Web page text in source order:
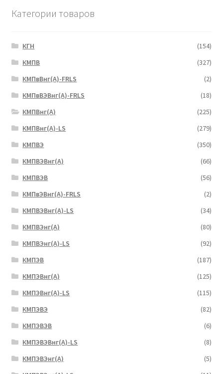
Категории товаров
КГН
(154)
КМПВ
(327)
КМПвВнг(А)-FRLS
(2)
КМПвВЭВнг(А)-FRLS
(18)
КМПВнг(А)
(225)
КМПВнг(А)-LS
(279)
КМПВЭ
(350)
КМПВЭBнг(А)
(66)
КМПВЭВ
(56)
КМПвЭВнг(А)-FRLS
(2)
КМПВЭВнг(А)-LS
(34)
КМПВЭнг(А)
(80)
КМПВЭнг(А)-LS
(92)
КМПЭВ
(187)
КМПЭВнг(А)
(125)
КМПЭВнг(А)-LS
(115)
КМПЭВЭ
(82)
КМПЭВЭВ
(6)
КМПЭВЭВнг(А)-LS
(8)
КМПЭВЭнг(А)
(5)